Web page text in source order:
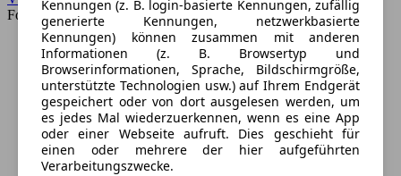
Forum
Kennungen (z. B. login-basierte Kennungen, zufällig
generierte Kennungen, netzwerkbasierte
Kennungen) können zusammen mit anderen
Informationen (z. B. Browsertyp und
Browserinformationen, Sprache, Bildschirmgröße,
unterstützte Technologien usw.) auf Ihrem Endgerät
gespeichert oder von dort ausgelesen werden, um
es jedes Mal wiederzuerkennen, wenn es eine App
oder einer Webseite aufruft. Dies geschieht für
einen oder mehrere der hier aufgeführten
Verarbeitungszwecke.